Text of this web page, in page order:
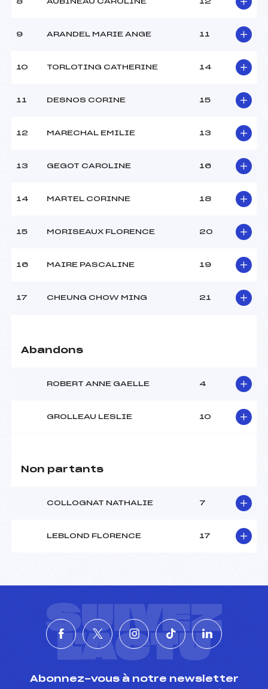
Ouvreurs C :
BEAU
Ouvreurs B :
Ouvreurs D :
-2
Température arrivée :
Cad->Mas
8 AUBINEAU CAROLINE 12
9 ARANDEL MARIE ANGE 11
10 TORLOTING CATHERINE 14
11 DESNOS CORINE 15
12 MARECHAL EMILIE 13
13 GEGOT CAROLINE 16
14 MARTEL CORINNE 18
15 MORISEAUX FLORENCE 20
16 MAIRE PASCALINE 19
17 CHEUNG CHOW MING 21
Abandons
ROBERT ANNE GAELLE 4
GROLLEAU LESLIE 10
Non partants
COLLOGNAT NATHALIE 7
LEBLOND FLORENCE 17
SUIVEZ
L'ACTU
Abonnez-vous à notre newsletter